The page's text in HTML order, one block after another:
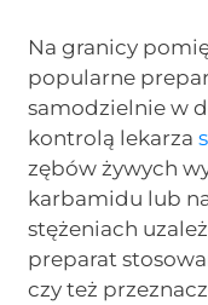
Na granicy
popularne
samodzielnie w
kontrolą lekarza
zębów żywych
karbamidu lub
stężeniach
preparat
czy też